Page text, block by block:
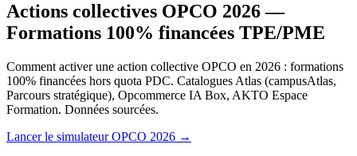
Actions collectives OPCO 2026 —
Formations 100% financées TPE/PME
Comment activer une action collective OPCO en 2026 : formations
100% financées hors quota PDC. Catalogues Atlas (campusAtlas,
Parcours stratégique), Opcommerce IA Box, AKTO Espace
Formation. Données sourcées.
Lancer le simulateur OPCO 2026 →